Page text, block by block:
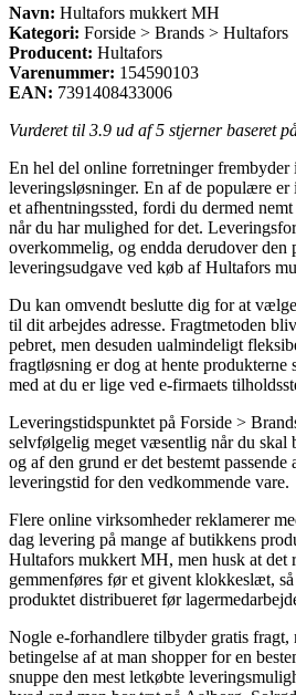
Navn: Hultafors mukkert MH
Kategori: Forside > Brands > Hultafors
Producent: Hultafors
Varenummer: 154590103
EAN: 7391408433006
Vurderet til 3.9 ud af 5 stjerner baseret
En hel del online forretninger
leveringsløsninger. En af de populære
et afhentningssted, fordi du dermed
når du har mulighed for det.
overkommelig, og endda derudover den
leveringsudgave ved køb af Hultafors
Du kan omvendt beslutte dig for at
til dit arbejdes adresse. Fragtmetoden
pebret, men desuden ualmindeligt
fragtløsning er dog at hente produkterne
med at du er lige ved e-firmaets
Leveringstidspunktet på Forside >
selvfølgelig meget væsentlig når du skal
og af den grund er det bestemt
leveringstid for den vedkommende vare.
Flere online virksomheder reklamerer
dag levering på mange af butikkens
Hultafors mukkert MH, men husk at det
gemmenføres før et givent klokkeslæt, så
produktet distribueret før
Nogle e-forhandlere tilbyder gratis fragt,
betingelse af at man shopper for en
snuppe den mest letkøbte